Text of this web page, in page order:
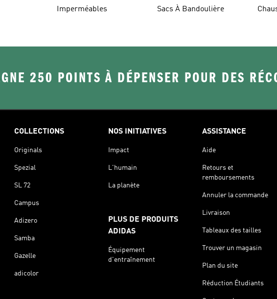
Imperméables Sacs À Bandoulière
250 POINTS À DÉPENSER POUR DES
COLLECTIONS
Originals
Spezial
SL 72
Campus
Adizero
Samba
Gazelle
adicolor
NOS INITIATIVES
Impact
L'humain
La planète
PLUS DE PRODUITS
ADIDAS
Équipement
d'entraînement
ASSISTANCE
Aide
Retours et
remboursements
Annuler la commande
Livraison
Tableaux des tailles
Trouver un magasin
Plan du site
Réduction Étudiants